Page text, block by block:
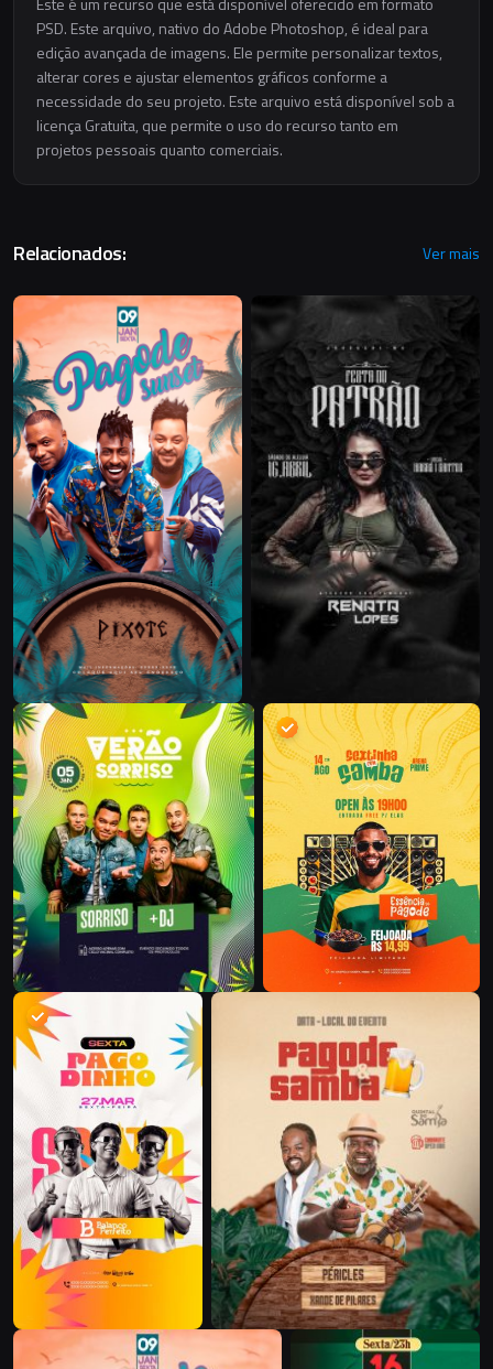
PSD. Este arquivo, nativo do Adobe Photoshop, é ideal para
edição avançada de imagens. Ele permite personalizar textos,
alterar cores e ajustar elementos gráficos conforme a
necessidade do seu projeto. Este arquivo está disponível sob a
licença Gratuita, que permite o uso do recurso tanto em
projetos pessoais quanto comerciais.
Relacionados: Ver mais